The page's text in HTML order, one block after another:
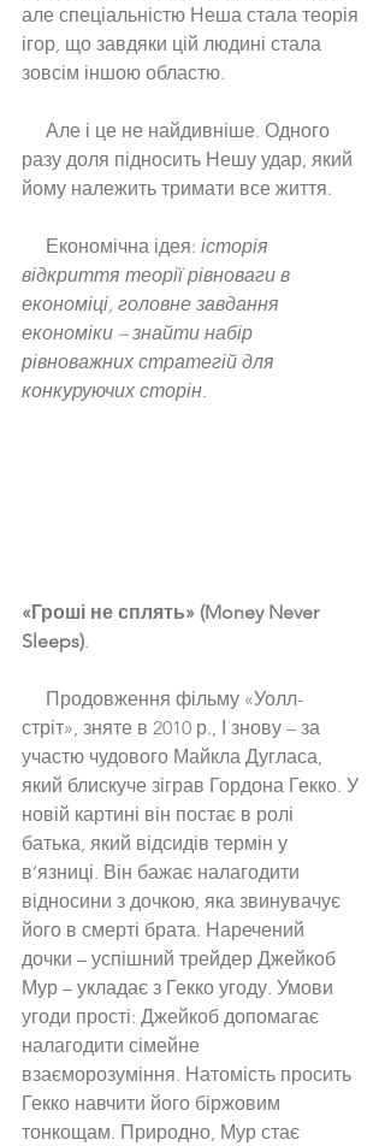
але спеціальністю Неша стала теорія
ігор, що завдяки цій людині стала
зовсім іншою областю.
разу доля підносить Нешу удар, який
йому належить тримати все життя.
     Економічна ідея:
історія
відкриття теорії рівноваги в
економіці, головне завдання
економіки – знайти набір
рівноважних стратегій для
конкуруючих сторін.
«Гроші не сплять» (Money Never
Sleeps).
стріт», зняте в 2010 р., І знову – за
участю чудового Майкла Дугласа,
який блискуче зіграв Гордона Гекко. У
новій картині він постає в ролі
батька, який відсидів термін у
в’язниці. Він бажає налагодити
відносини з дочкою, яка звинувачує
його в смерті брата. Наречений
дочки – успішний трейдер Джейкоб
Мур – укладає з Гекко угоду. Умови
угоди прості: Джейкоб допомагає
налагодити сімейне
взаєморозуміння. Натомість просить
Гекко навчити його біржовим
тонкощам. Природно, Мур стає